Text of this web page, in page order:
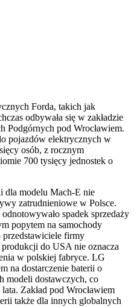
Forda, takich jak
odbywała się w zakładzie
Podgórnych pod Wrocławiem.
pojazdów elektrycznych w
osób, z rocznym
700 tysięcy jednostek o
dla modelu Mach-E nie
zatrudnieniowe w Polsce.
spadek sprzedaży
popytem na samochody
firmy
do USA nie oznacza
w polskiej fabryce. LG
na dostarczenie baterii o
modeli dostawczych, co
Zakład pod Wrocławiem
także dla innych globalnych